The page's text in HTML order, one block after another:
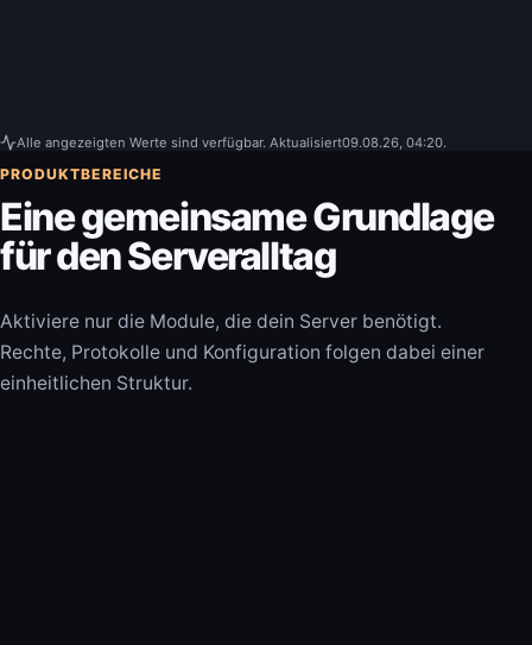
Alle angezeigten Werte sind verfügbar. Aktualisiert09.08.26, 04:20.
PRODUKTBEREICHE
Eine gemeinsame Grundlage
für den Serveralltag
Aktiviere nur die Module, die dein Server benötigt.
Rechte, Protokolle und Konfiguration folgen dabei einer
einheitlichen Struktur.